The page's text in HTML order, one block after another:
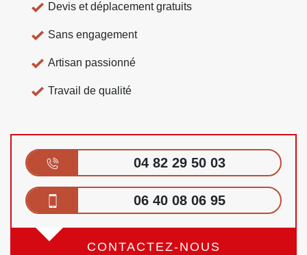
Devis et déplacement gratuits
Sans engagement
Artisan passionné
Travail de qualité
04 82 29 50 03
06 40 08 06 95
CONTACTEZ-NOUS